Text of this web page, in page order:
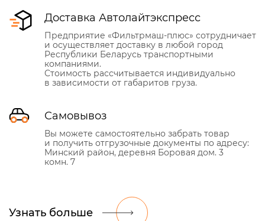
Доставка Автолайтэкспресс
Предприятие «Фильтрмаш-плюс» сотрудничает
и осуществляет доставку в любой город
Республики Беларусь транспортными
компаниями.
Стоимость рассчитывается индивидуально
в зависимости от габаритов груза.
Самовывоз
Вы можете самостоятельно забрать товар
и получить отгрузочные документы по адресу:
Минский район, деревня Боровая дом. 3
комн. 7
Узнать больше